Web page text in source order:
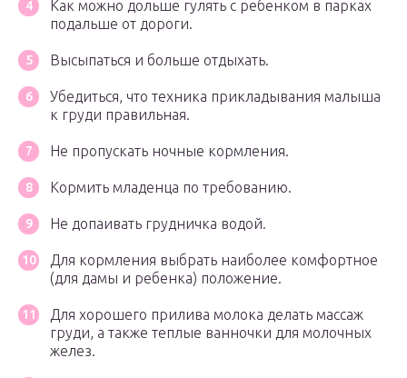
Как можно дольше гулять с ребенком в парках
подальше от дороги.
Высыпаться и больше отдыхать.
Убедиться, что техника прикладывания малыша
к груди правильная.
Не пропускать ночные кормления.
Кормить младенца по требованию.
Не допаивать грудничка водой.
Для кормления выбрать наиболее комфортное
(для дамы и ребенка) положение.
Для хорошего прилива молока делать массаж
груди, а также теплые ванночки для молочных
желез.